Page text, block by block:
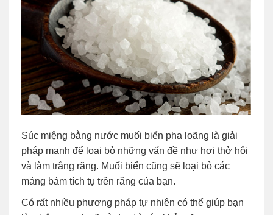
Súc miệng bằng nước muối biển pha loãng là giải
pháp mạnh để loại bỏ những vấn đề như hơi thở hôi
và làm trắng răng. Muối biển cũng sẽ loại bỏ các
mảng bám tích tụ trên răng của bạn.
Có rất nhiều phương pháp tự nhiên có thể giúp bạn